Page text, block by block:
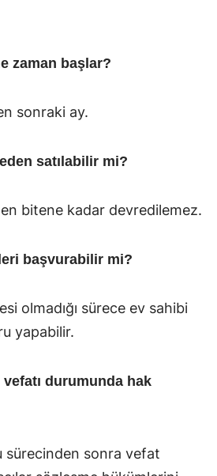
zaman başlar?
sonraki ay.
satılabilir mi?
bitene kadar devredilemez.
başvurabilir mi?
olmadığı sürece ev sahibi
yapabilir.
durumunda hak
sürecinden sonra vefat